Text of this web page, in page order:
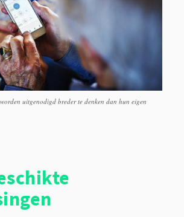
uitgenodigd breder te denken dan hun eigen